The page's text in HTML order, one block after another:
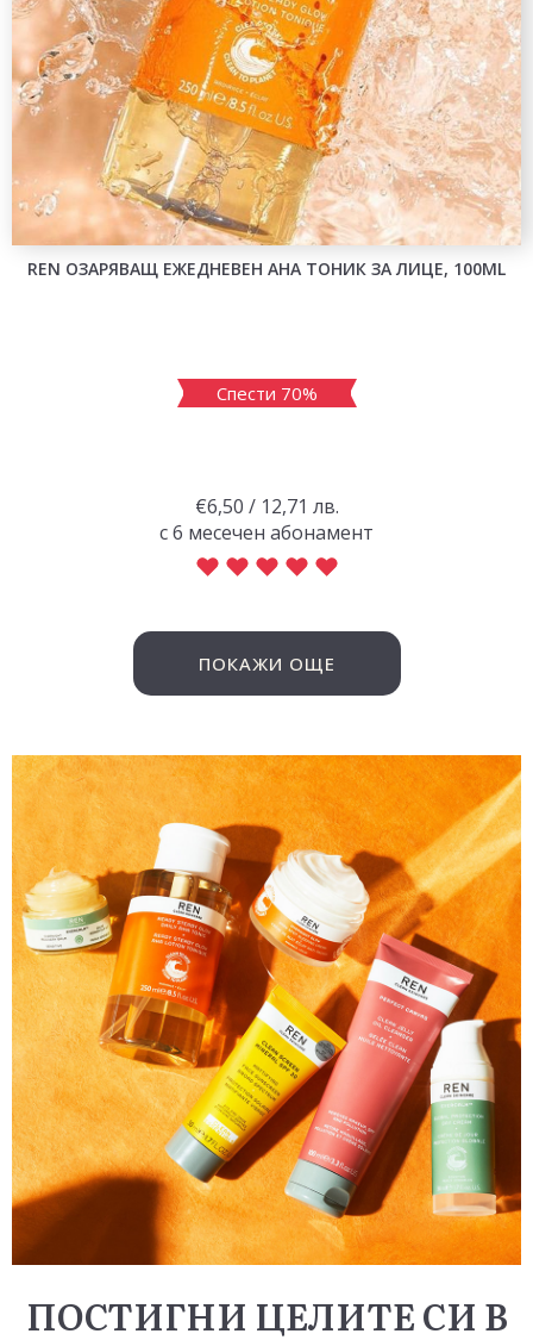
REN ОЗАРЯВАЩ ЕЖЕДНЕВЕН AHA ТОНИК ЗА ЛИЦЕ, 100ML
Спести 70%
€6,50 / 12,71 лв.
с 6 месечен абонамент
ПОКАЖИ ОЩЕ
ПОСТИГНИ ЦЕЛИТЕ СИ В